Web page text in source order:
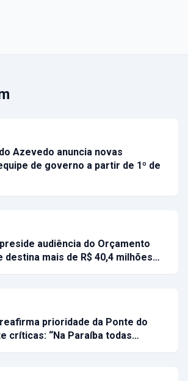
Azevedo anuncia novas
de governo a partir de 1º de
audiência do Orçamento
destina mais de R$ 40,4 milhões…
prioridade da Ponte do
críticas: “Na Paraíba todas…